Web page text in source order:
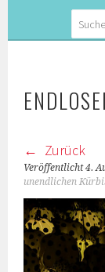
nach:
Zurück
Veröffentlicht4.
unendlichen